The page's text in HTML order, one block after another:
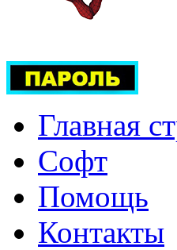
Главная
Софт
Помощь
Контакты